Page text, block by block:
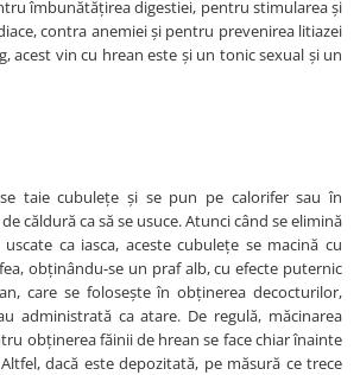
îmbunătăţirea digestiei, pentru stimularea şi
contra anemiei şi pentru prevenirea litiazei
acest vin cu hrean este şi un tonic sexual şi un
taie cubuleţe şi se pun pe calorifer sau în
căldură ca să se usuce. Atunci când se elimină
ca iasca, aceste cubuleţe se macină cu
obţinându-se un praf alb, cu efecte puternic
care se foloseşte în obţinerea decocturilor,
administrată ca atare. De regulă, măcinarea
obţinerea făinii de hrean se face chiar înainte
dacă este depozitată, pe măsură ce trece